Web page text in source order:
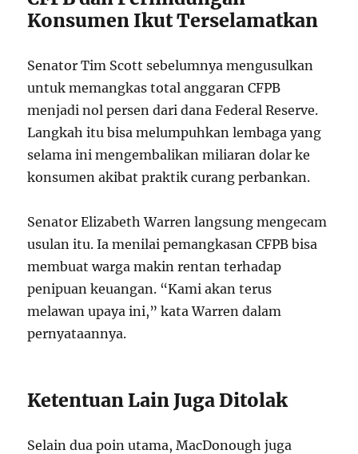
Konsumen Ikut Terselamatkan
Senator Tim Scott sebelumnya mengusulkan
untuk memangkas total anggaran CFPB
menjadi nol persen dari dana Federal Reserve.
Langkah itu bisa melumpuhkan lembaga yang
selama ini mengembalikan miliaran dolar ke
konsumen akibat praktik curang perbankan.
Senator Elizabeth Warren langsung mengecam
usulan itu. Ia menilai pemangkasan CFPB bisa
membuat warga makin rentan terhadap
penipuan keuangan. “Kami akan terus
melawan upaya ini,” kata Warren dalam
pernyataannya.
Ketentuan Lain Juga Ditolak
Selain dua poin utama, MacDonough juga